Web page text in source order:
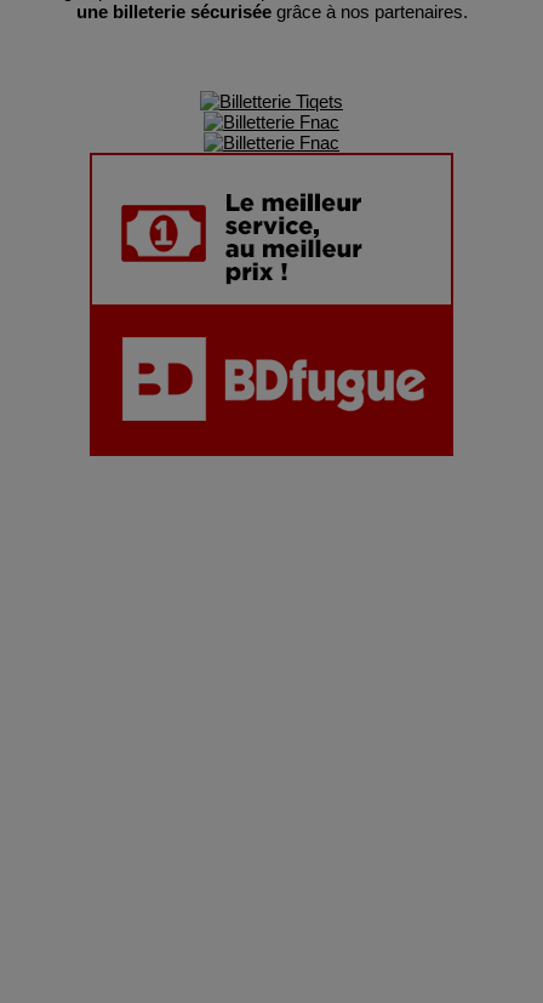
une billeterie sécuriséegrâce à nos partenaires.